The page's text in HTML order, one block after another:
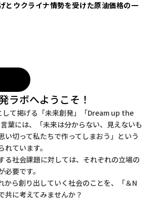
とウクライナ情勢を受けた原油価格の一
ラボへようこそ！
して掲げる「未来創発」「Dream up the
葉には、「未来は分からない、見えないも
い切って私たちで作ってしまおう」という
ています。
る社会課題に対しては、それぞれの立場の
要です。
から創り出していく社会のことを、「＆N
共に考えてみませんか？